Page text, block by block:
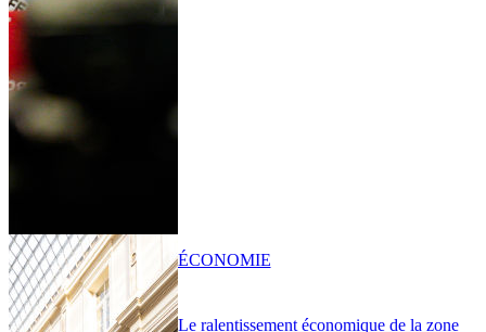
Le ralentissement économique de la zone
ÉCONOMIE